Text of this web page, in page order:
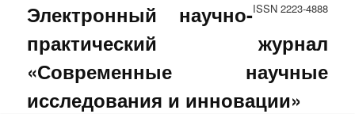
ISSN 2223-4888
Электронный научно-
практический журнал
«Современные научные
исследования и инновации»